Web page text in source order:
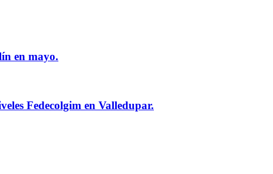
en mayo.
Fedecolgim en Valledupar.